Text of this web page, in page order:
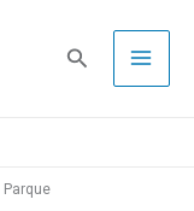
Pesquisa